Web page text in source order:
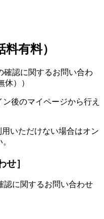
有料）
認に関するお問い合わ
休））
後のマイページから行え
いただけない場合はオン
せ］
認に関するお問い合わせ